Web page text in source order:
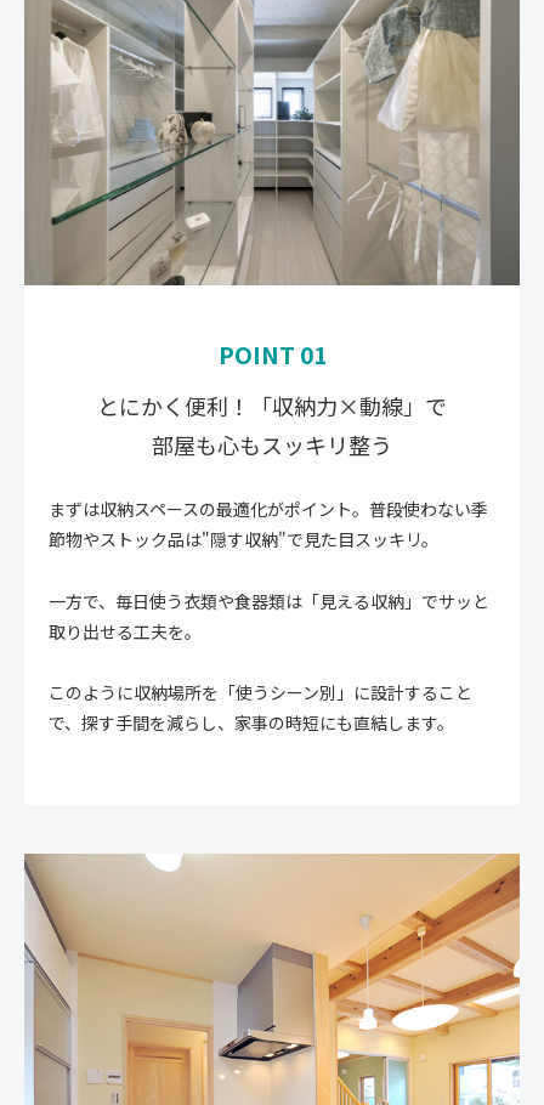
POINT 01
とにかく便利！「収納力×動線」で
部屋も心もスッキリ整う
まずは収納スペースの最適化がポイント。普段使わない季
節物やストック品は"隠す収納"で見た目スッキリ。
一方で、毎日使う衣類や食器類は「見える収納」でサッと
取り出せる工夫を。
このように収納場所を「使うシーン別」に設計すること
で、探す手間を減らし、家事の時短にも直結します。